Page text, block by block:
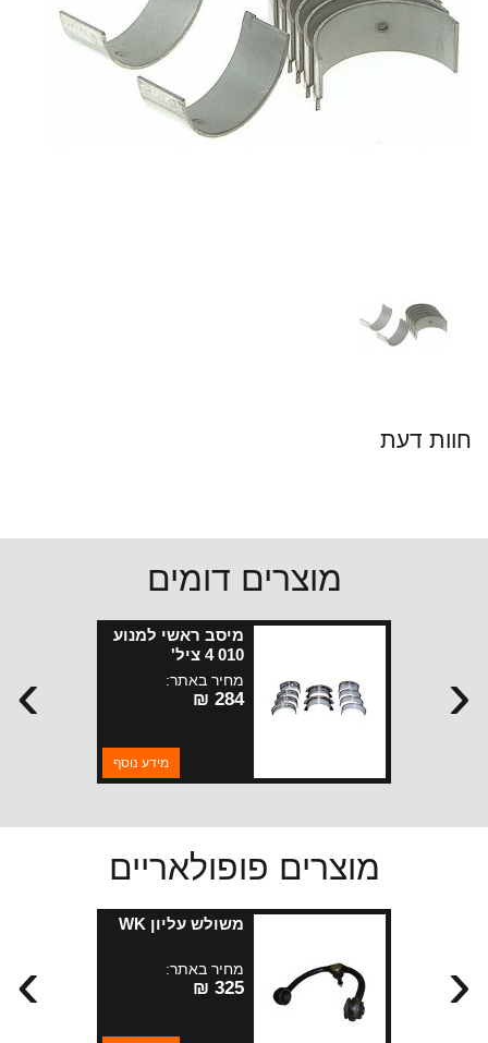
חוות דעת
מוצרים דומים
מיסב ראשי למנוע
010 4 ציל'
מחיר באתר:
284 ₪
מידע נוסף
› ‹
מוצרים פופולאריים
משולש עליון WK
מחיר באתר:
325 ₪
› ‹